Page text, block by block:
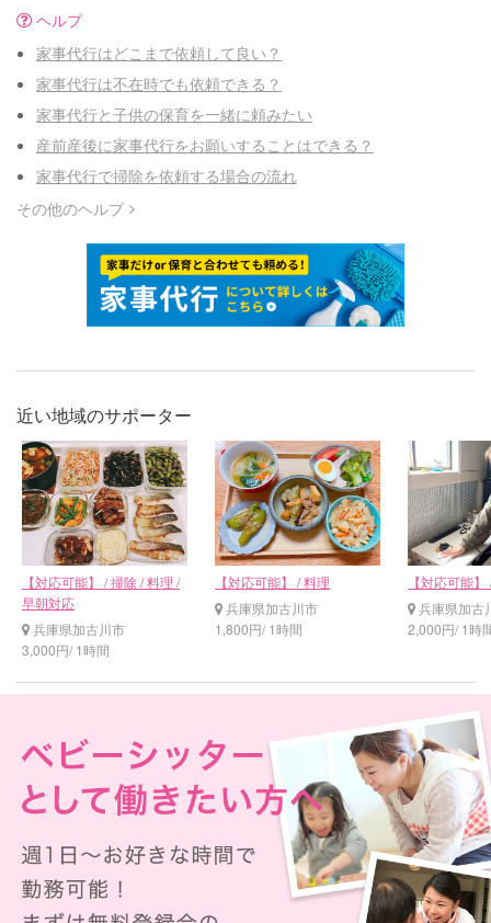
ヘルプ
家事代行はどこまで依頼して良い？
家事代行は不在時でも依頼できる？
家事代行と子供の保育を一緒に頼みたい
産前産後に家事代行をお願いすることはできる？
家事代行で掃除を依頼する場合の流れ
その他のヘルプ
近い地域のサポーター
【対応可能】 / 掃除 / 料理 /
早朝対応
兵庫県加古川市
3,000円/ 1時間
【対応可能】 / 料理
兵庫県加古川市
1,800円/ 1時間
【対応可能
兵庫県加古
2,000円/ 1時